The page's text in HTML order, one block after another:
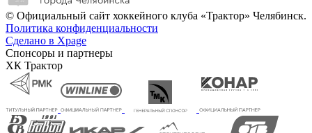
© Официальный сайт хоккейного клуба «Трактор» Челябинск.
Политика конфиденциальности
Сделано в Xpage
Спонсоры и партнеры
ХК Трактор